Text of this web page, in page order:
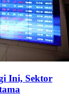
Ini, Sektor